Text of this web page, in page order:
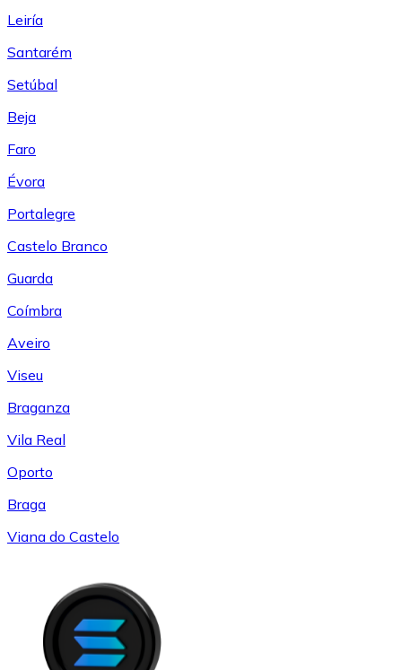
Leiría
Santarém
Setúbal
Beja
Faro
Évora
Portalegre
Castelo Branco
Guarda
Coímbra
Aveiro
Viseu
Braganza
Vila Real
Oporto
Braga
Viana do Castelo